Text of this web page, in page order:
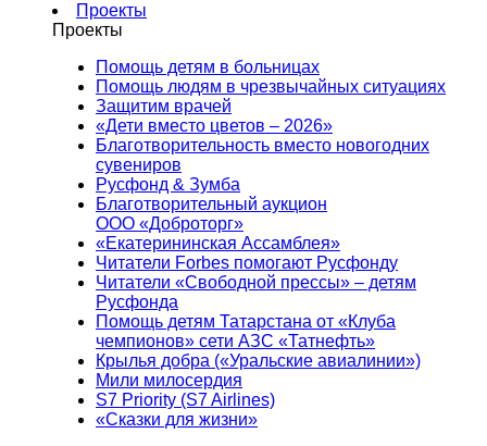
Проекты
Проекты
Помощь детям в больницах
Помощь людям в чрезвычайных ситуациях
Защитим врачей
«Дети вместо цветов – 2026»
Благотворительность вместо новогодних
сувениров
Русфонд & Зумба
Благотворительный аукцион
ООО «Доброторг»
«Екатерининская Ассамблея»
Читатели Forbes помогают Русфонду
Читатели «Свободной прессы» – детям
Русфонда
Помощь детям Татарстана от «Клуба
чемпионов» сети АЗС «Татнефть»
Крылья добра («Уральские авиалинии»)
Мили милосердия
S7 Priority (S7 Airlines)
«Сказки для жизни»